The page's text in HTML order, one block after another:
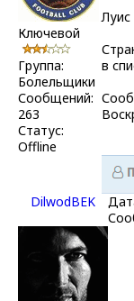
Ключевой
Группа:
Болельщики
Сообщений:
263
Статус:
Offline
в
DilwodBEK